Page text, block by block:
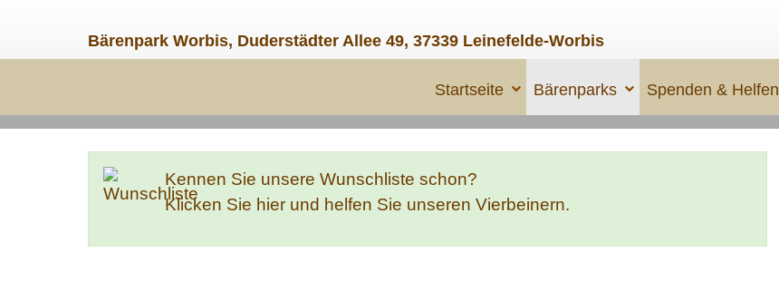
Bärenpark Worbis, Duderstädter Allee 49, 37339 Leinefelde-Worbis
Startseite Bärenparks Spenden & Helfen
Kennen Sie unsere Wunschliste schon?
Klicken Sie hier und helfen Sie unseren Vierbeinern.